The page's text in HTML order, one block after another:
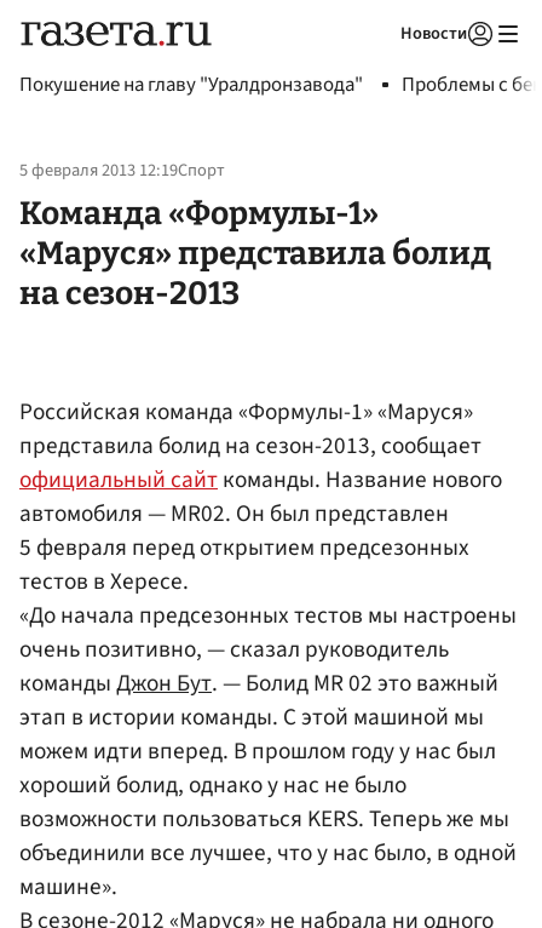
Новости
Покушение на главу "Уралдронзавода" Проблемы с
5 февраля 2013 12:19Спорт
Команда «Формулы-1»
«Маруся» представила болид
на сезон-2013
Российская команда «Формулы-1» «Маруся»
представила болид на сезон-2013, сообщает
официальный сайткоманды. Название нового
автомобиля — MR02. Он был представлен
5 февраля перед открытием предсезонных
тестов в Хересе.
«До начала предсезонных тестов мы настроены
очень позитивно, — сказал руководитель
командыДжон Бут. — Болид MR 02 это важный
этап в истории команды. С этой машиной мы
можем идти вперед. В прошлом году у нас был
хороший болид, однако у нас не было
возможности пользоваться KERS. Теперь же мы
объединили все лучшее, что у нас было, в одной
машине».
В сезоне-2012 «Маруся» не набрала ни одного